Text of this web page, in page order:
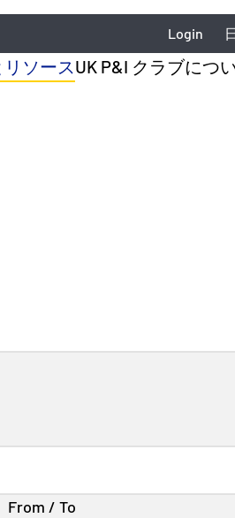
Login
ソースUK P&I クラブにつ
From / To